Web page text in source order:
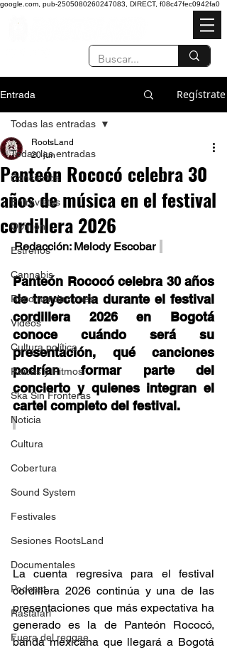
google.com, pub-2505080260247083, DIRECT, f08c47fec0942fa0
Entrada Regístrate
Todas las entradas
Conciertos
Entrevistas
Opinión
Estrenos
Cannabis
Recomendaciones
Videos
Cultura política
Raíces y Ritmos
Ska Sin Fronteras
Noticia
Cultura
Cobertura
Sound System
Festivales
Sesiones RootsLand
Documentales
Podcast
Rastafari
Fuera del reggae
Todas las entradas
Panteón Rococó celebra 30
años de música en el festival
cordillera 2026
RootsLand
20 jun
Redacción: Melody Escobar
Panteón Rococó celebra 30 años
de trayectoria durante el festival
cordillera 2026 en Bogotá
conoce cuándo será su
presentación, qué canciones
podrían formar parte del
concierto y quienes integran el
cartel completo del festival.
La cuenta regresiva para el festival
cordillera 2026 continúa y una de las
presentaciones que más expectativa ha
generado es la de Panteón Rococó,
banda mexicana que llegará a Bogotá